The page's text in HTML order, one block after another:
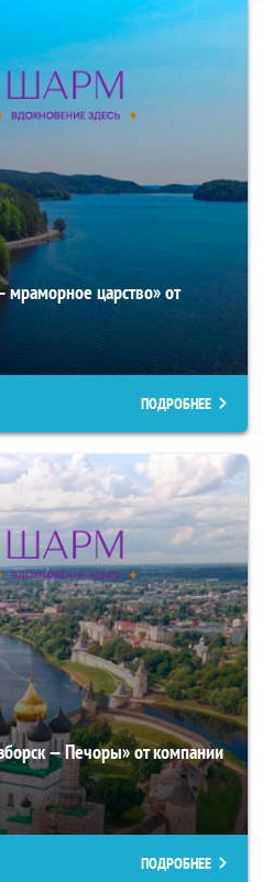
царство» от
ПОДРОБНЕЕ
— Печоры» от компании
ПОДРОБНЕЕ